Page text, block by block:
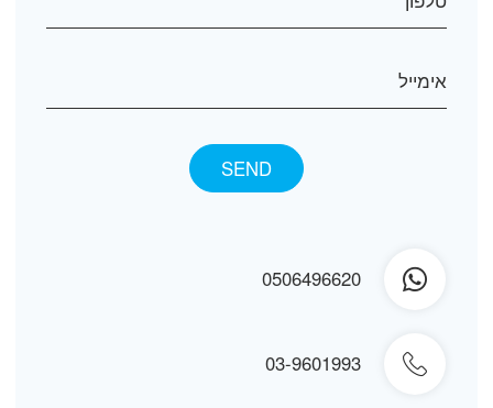
0506496620
03-9601993